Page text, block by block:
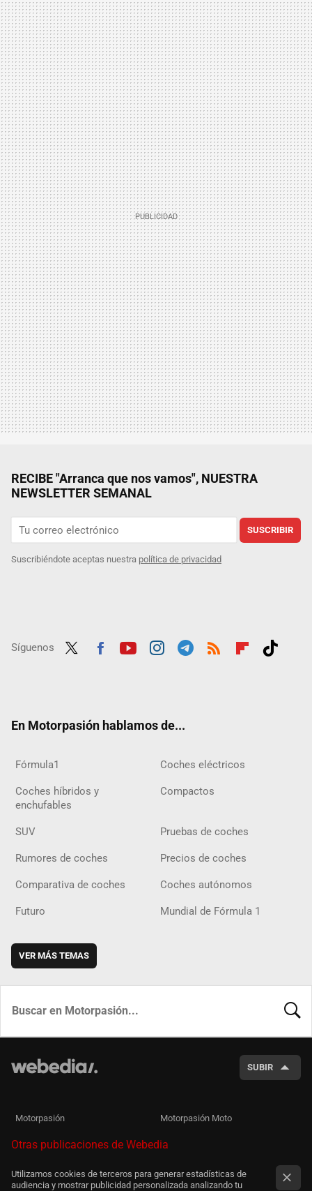
RECIBE "Arranca que nos vamos", NUESTRA
NEWSLETTER SEMANAL
SUSCRIBIR
Suscribiéndote aceptas nuestra política de privacidad
Síguenos
En Motorpasión hablamos de...
Fórmula1 Coches eléctricos
Coches híbridos y
enchufables
Compactos
SUV Pruebas de coches
Rumores de coches Precios de coches
Comparativa de coches Coches autónomos
Futuro Mundial de Fórmula 1
VER MÁS TEMAS
SUBIR
Motorpasión Motorpasión Moto
Otras publicaciones de Webedia
Utilizamos cookies de terceros para generar estadísticas de
audiencia y mostrar publicidad personalizada analizando tu